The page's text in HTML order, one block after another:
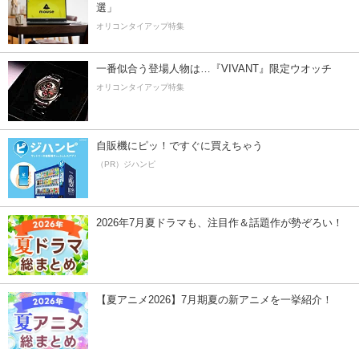
選」
オリコンタイアップ特集
一番似合う登場人物は…『VIVANT』限定ウオッチ
オリコンタイアップ特集
自販機にピッ！ですぐに買えちゃう
（PR）ジハンピ
2026年7月夏ドラマも、注目作＆話題作が勢ぞろい！
【夏アニメ2026】7月期夏の新アニメを一挙紹介！